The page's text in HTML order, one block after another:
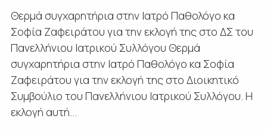
Θερμά συγχαρητήρια στην Ιατρό Παθολόγο κα
Σοφία Ζαφειράτου για την εκλογή της στο ΔΣ του
Πανελλήνιου Ιατρικού Συλλόγου Θερμά
συγχαρητήρια στην Ιατρό Παθολόγο κα Σοφία
Ζαφειράτου για την εκλογή της στο Διοικητικό
Συμβούλιο του Πανελλήνιου Ιατρικού Συλλόγου. Η
εκλογή αυτή...